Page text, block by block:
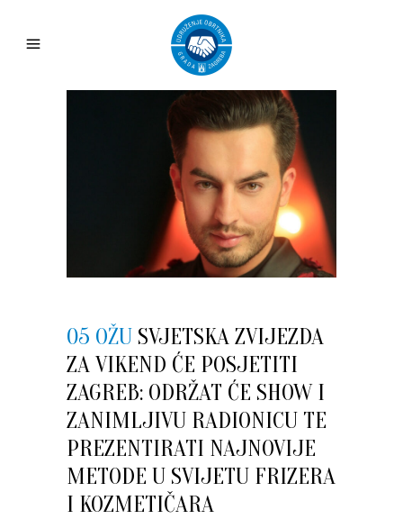
05 OŽU SVJETSKA ZVIJEZDA
ZA VIKEND ĆE POSJETITI
ZAGREB: ODRŽAT ĆE SHOW I
ZANIMLJIVU RADIONICU TE
PREZENTIRATI NAJNOVIJE
METODE U SVIJETU FRIZERA
I KOZMETIČARA